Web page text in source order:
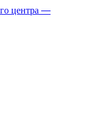
центра —